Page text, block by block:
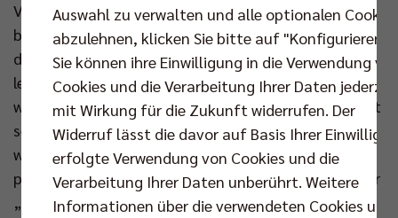
Volleys in Pokalspielen in der Vergangenheit manch
böse Überraschung erlebten. Allerdings nicht, wenn
die Naumanns in den Südwesten reisten: „In den
letzten beiden Jahren hat es so schön geklappt, da
wollten wir auch jetzt dabeibleiben.“ Gemeinsam mit
seinem Vater Holger tritt er die Fahrt an, die Mutter
war auch schon einmal dabei. Alle drei haben seit ein
paar Jahren eine Dauerkarte im Volleyballtempel, der
„Block B“ ist ihrer.
Auswahl zu verwalten und alle optionalen Cookies
abzulehnen, klicken Sie bitte auf "Konfigurieren".
Sie können ihre Einwilligung in die Verwendung
Cookies und die Verarbeitung Ihrer Daten
mit Wirkung für die Zukunft widerrufen. Der
Widerruf lässt die davor auf Basis Ihrer
erfolgte Verwendung von Cookies und die
Verarbeitung Ihrer Daten unberührt. Weitere
Informationen über die verwendeten Cookies und